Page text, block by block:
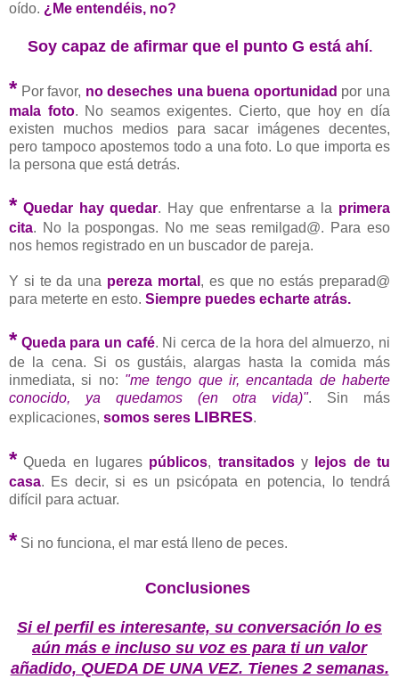
oído. ¿Me entendéis, no?
Soy capaz de afirmar que el punto G está ahí.
* Por favor, no deseches una buena oportunidad por una
mala foto. No seamos exigentes. Cierto, que hoy en día
existen muchos medios para sacar imágenes decentes,
pero tampoco apostemos todo a una foto. Lo que importa es
la persona que está detrás.
* Quedar hay quedar. Hay que enfrentarse a la primera
cita. No la pospongas. No me seas remilgad@. Para eso
nos hemos registrado en un buscador de pareja.
Y si te da una pereza mortal , es que no estás preparad@
para meterte en esto. Siempre puedes echarte atrás.
* Queda para un café. Ni cerca de la hora del almuerzo, ni
de la cena. Si os gustáis, alargas hasta la comida más
inmediata, si no: "me tengo que ir, encantada de haberte
conocido, ya quedamos (en otra vida)". Sin más
explicaciones, somos seres LIBRES.
* Queda en lugares públicos, transitadosy
lejos de tu
casa. Es decir, si es un psicópata en potencia, lo tendrá
difícil para actuar.
* Si no funciona, el mar está lleno de peces.
Conclusiones
Si el perfil es interesante, su conversación lo es
aún más e incluso su voz es para ti un valor
añadido, QUEDA DE UNA VEZ. Tienes 2 semanas.